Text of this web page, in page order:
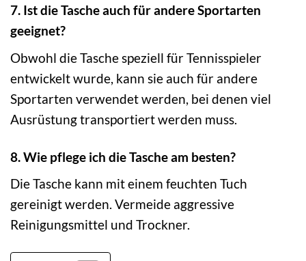
7. Ist die Tasche auch für andere Sportarten
geeignet?
Obwohl die Tasche speziell für Tennisspieler
entwickelt wurde, kann sie auch für andere
Sportarten verwendet werden, bei denen viel
Ausrüstung transportiert werden muss.
8. Wie pflege ich die Tasche am besten?
Die Tasche kann mit einem feuchten Tuch
gereinigt werden. Vermeide aggressive
Reinigungsmittel und Trockner.